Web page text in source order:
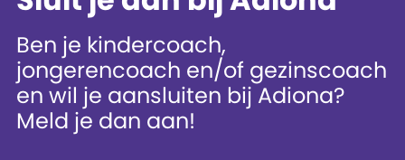
Ben je kindercoach,
jongerencoach en/of gezinscoach
en wil je aansluiten bij Adiona?
Meld je dan aan!